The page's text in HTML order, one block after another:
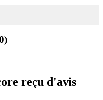
reçu d'avis